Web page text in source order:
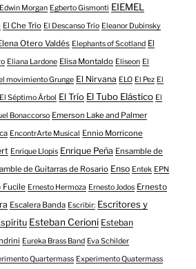
Edwin Morgan Egberto Gismonti EIEMEL
El Che Trío El Descanso Trío Eleanor Dubinsky
Otero Valdés Elephants of Scotland El
Eliana Lardone Elisa Montaldo Eliseon El
movimiento Grunge El Nirvana ELO El Pez El
El Séptimo Árbol El Trío El Tubo Elástico El
Bonaccorso Emerson Lake and Palmer
EncontrArte Musical Ennio Morricone
Enrique Llopis Enrique Peña Ensamble de
de Guitarras de Rosario Enso Entek EPN
Fucile Ernesto Hermoza Ernesto Jodos Ernesto
Escalera Banda Escribir: Escritores y
Esteban Cerioni Esteban
Eureka Brass Band Eva Schilder
Quartermass Experimento Quatermass